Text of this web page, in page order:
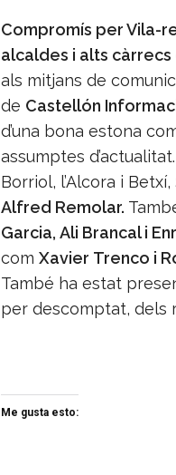
Compromís per Vila-
alcaldes i alts
als mitjans de
de Castellón
d’una bona estona
assumptes
Borriol, l’Alcora i Betxí,
Alfred Remolar.
Garcia, Ali Brancal i
com Xavier Trenco i
També ha estat
per descomptat, dels
Me gusta esto: